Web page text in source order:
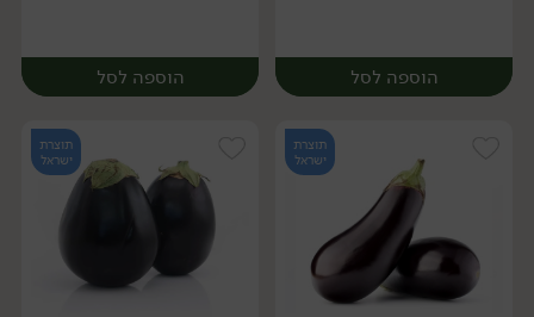
הוספה לסל הוספה לסל
תוצרת
ישראל
תוצרת
ישראל